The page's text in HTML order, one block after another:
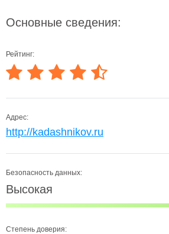
Основные сведения:
Рейтинг:
Адрес:
http://kadashnikov.ru
Безопасность данных:
Высокая
Степень доверия: